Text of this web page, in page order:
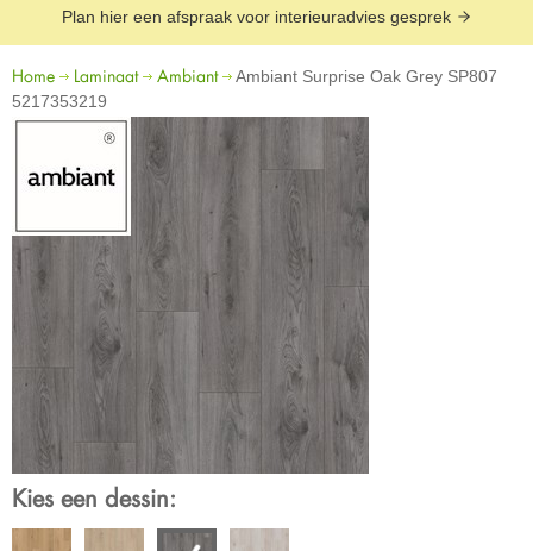
Plan hier een afspraak voor interieuradvies gesprek
Home Laminaat Ambiant
Ambiant Surprise Oak Grey SP807
5217353219
Kies een dessin: